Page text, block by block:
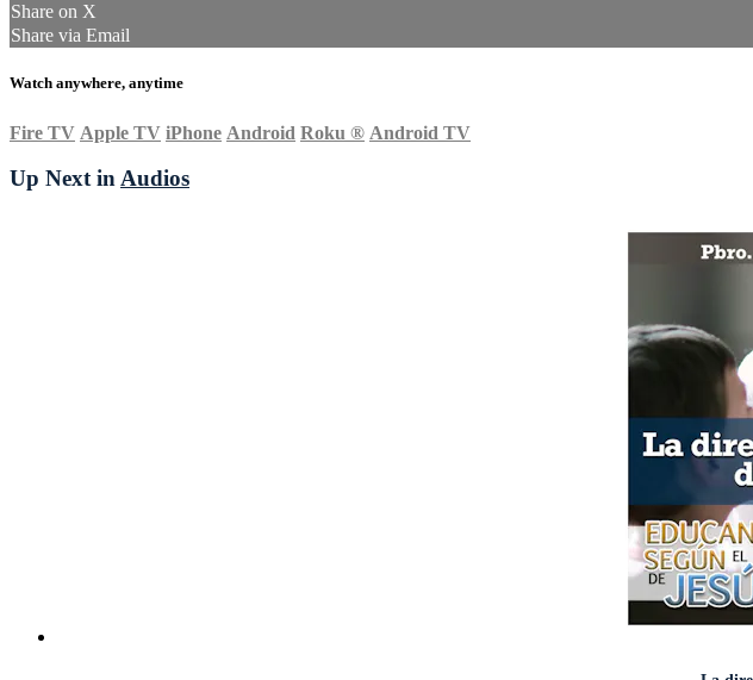
Share on X
Share via Email
Watch anywhere, anytime
Fire TV Apple TV iPhone Android Roku ® Android TV
Up Next inAudios